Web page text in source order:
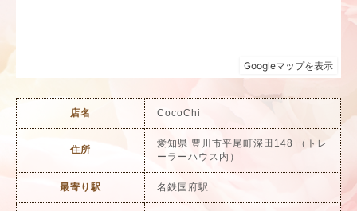
店名 CocoChi
住所
愛知県 豊川市平尾町深田148 （トレ
ーラーハウス内）
最寄り駅 名鉄国府駅